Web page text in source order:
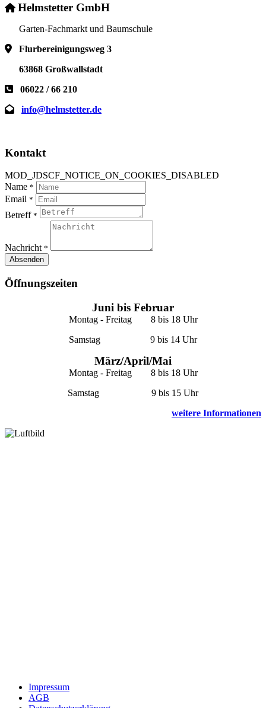
Helmstetter GmbH
Garten-Fachmarkt und Baumschule
Flurbereinigungsweg 3
63868 Großwallstadt
06022 / 66 210
info@helmstetter.de
Kontakt
MOD_JDSCF_NOTICE_ON_COOKIES_DISABLED
Name *
Email *
Betreff *
Nachricht *
Absenden
Öffnungszeiten
Juni bis Februar
Montag - Freitag 8 bis 18 Uhr
Samstag 9 bis 14 Uhr
März/April/Mai
Montag - Freitag 8 bis 18 Uhr
Samstag 9 bis 15 Uhr
weitere Informationen
Impressum
AGB